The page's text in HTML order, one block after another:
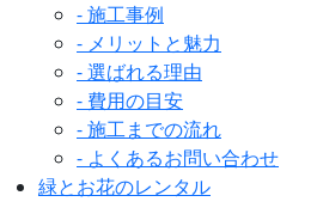
- 施工事例
- メリットと魅力
- 選ばれる理由
- 費用の目安
- 施工までの流れ
- よくあるお問い合わせ
緑とお花のレンタル